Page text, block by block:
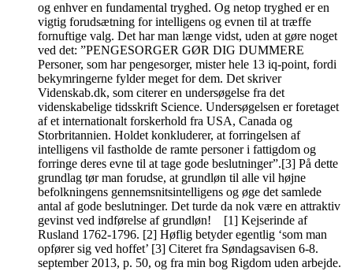
og enhver en fundamental tryghed. Og netop tryghed er en
vigtig forudsætning for intelligens og evnen til at træffe
fornuftige valg. Det har man længe vidst, uden at gøre noget
ved det: ”PENGESORGER GØR DIG DUMMERE
Personer, som har pengesorger, mister hele 13 iq-point, fordi
bekymringerne fylder meget for dem. Det skriver
Videnskab.dk, som citerer en undersøgelse fra det
videnskabelige tidsskrift Science. Undersøgelsen er foretaget
af et internationalt forskerhold fra USA, Canada og
Storbritannien. Holdet konkluderer, at forringelsen af
intelligens vil fastholde de ramte personer i fattigdom og
forringe deres evne til at tage gode beslutninger”.[3] På dette
grundlag tør man forudse, at grundløn til alle vil højne
befolkningens gennemsnitsintelligens og øge det samlede
antal af gode beslutninger. Det turde da nok være en attraktiv
gevinst ved indførelse af grundløn! [1] Kejserinde af
Rusland 1762-1796. [2] Høflig betyder egentlig ‘som man
opfører sig ved hoffet’ [3] Citeret fra Søndagsavisen 6-8.
september 2013, p. 50, og fra min bog Rigdom uden arbejde.